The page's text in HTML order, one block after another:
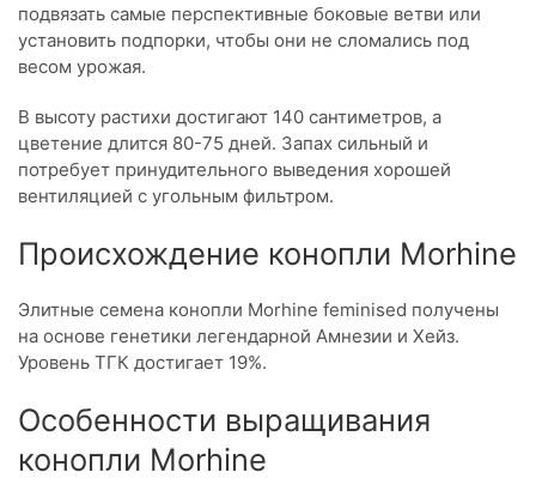
подвязать самые перспективные боковые ветви или
установить подпорки, чтобы они не сломались под
весом урожая.
В высоту растихи достигают 140 сантиметров, а
цветение длится 80-75 дней. Запах сильный и
потребует принудительного выведения хорошей
вентиляцией с угольным фильтром.
Происхождение конопли Morhine
Элитные семена конопли Morhine feminised получены
на основе генетики легендарной Амнезии и Хейз.
Уровень ТГК достигает 19%.
Особенности выращивания
конопли Morhine